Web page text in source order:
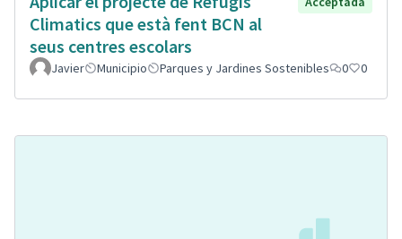
Climatics que està fent BCN al
seus centres escolars
Javier Municipio Parques y Jardines Sostenibles 0 0